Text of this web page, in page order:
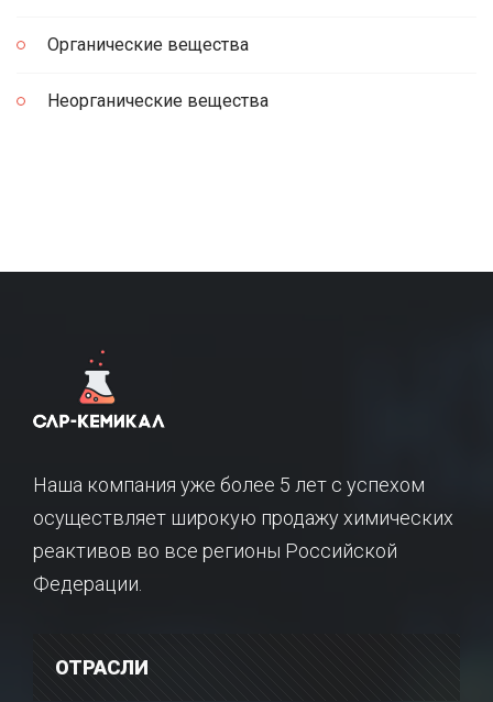
Органические вещества
Неорганические вещества
Наша компания уже более 5 лет с успехом
осуществляет широкую продажу химических
реактивов во все регионы Российской
Федерации.
ОТРАСЛИ